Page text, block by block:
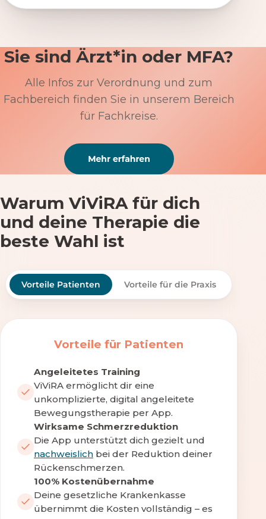
Sie sind Ärzt*in oder MFA?
Alle Infos zur Verordnung und zum
Fachbereich finden Sie in unserem Bereich
für Fachkreise.
Warum ViViRA für dich
und deine Therapie die
beste Wahl ist
Vorteile Patienten Vorteile für die Praxis
Vorteile für Patienten
Angeleitetes Training
ViViRA ermöglicht dir eine
unkomplizierte, digital angeleitete
Bewegungstherapie per App.
Wirksame Schmerzreduktion
Die App unterstützt dich gezielt und
nachweislich bei der Reduktion deiner
Rückenschmerzen.
100% Kostenübernahme
Deine gesetzliche Krankenkasse
übernimmt die Kosten vollständig – es